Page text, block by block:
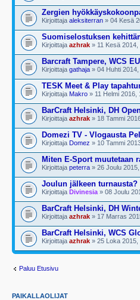
Zergien
Kirjoittaja aleksiterran » 04 Kesä
Suomiselostuksen
Kirjoittaja azhrak » 11 Kesä 2014,
Barcraft Tampere, WCS
Kirjoittaja gathaja » 04 Huhti
TESK Meet & Play
Kirjoittaja Makro » 11 Helmi 2016,
BarCraft Helsinki, DH
Kirjoittaja azhrak » 18 Tammi
Domezi TV - Vlogausta
Kirjoittaja Domez » 10 Tammi
Miten E-Sport muutetaan
Kirjoittaja peterra » 26 Joulu
Joulun jälkeen turnausta?
Kirjoittaja Divinesia » 08 Joulu
BarCraft Helsinki, DH
Kirjoittaja azhrak » 17 Marras
BarCraft Helsinki, WCS
Kirjoittaja azhrak » 25 Loka 2015,
Paluu Etusivu
PAIKALLAOLIJAT